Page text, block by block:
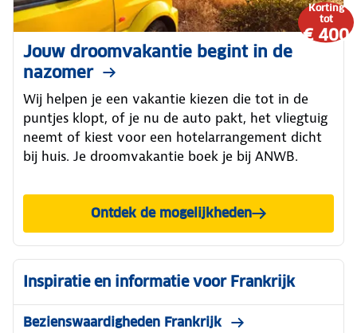
Korting
tot
€ 400
Jouw droomvakantie begint in de
nazomer
Wij helpen je een vakantie kiezen die tot in de
puntjes klopt, of je nu de auto pakt, het vliegtuig
neemt of kiest voor een hotelarrangement dicht
bij huis. Je droomvakantie boek je bij ANWB.
Ontdek de mogelijkheden
Inspiratie en informatie voor Frankrijk
Bezienswaardigheden Frankrijk